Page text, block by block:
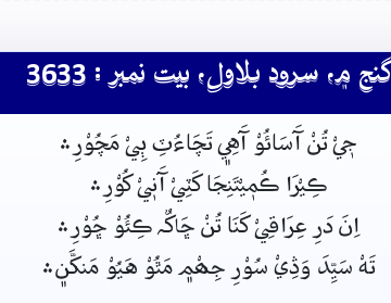
گنج ۾، سرود بلاول، بيت نمبر : 3633
جٖيْ تُنْ آَسَائُوْ آَهِي﮼ تَچَاءُٽِ ٻِيْ مَچُوْرِ﮶
ڪِيْرَا ڪُمٖيْتَنِجَا کَٽِيْ آَنٖيْ کُوْرِ﮶
اِنَ دَرِ عِرَاقِيْ کَنَا تُنْ ڇَاکٌہ ڪِئُوْ ڇُوْرِ﮶
تَهْ سَيِّدَ وَڎِيْ سُوْرِ جِھْم﮼ مَٿُوْ هَيُوْ مَنکَّن﮼﮶